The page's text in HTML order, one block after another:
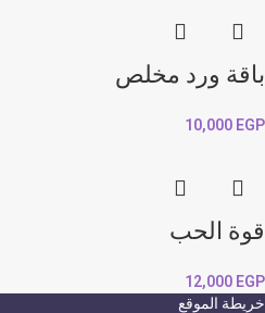
باقة ورد مخلص
10,000 EGP
قوة الحب
12,000 EGP
خريطة الموقع